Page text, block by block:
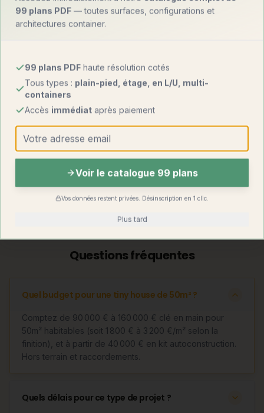
Critère Tiny house
Prix au m²
€
Mobilité
remorque)
Permis de
construire
Aucun si
mobile
15 – 25 m²
13 – 200 m² et +
Questions fréquentes
Quel budget pour une tiny house de 50m² ?
Comptez de 90 000 € à 160 000 € clé en main pour
50m² habitables (soit 1 800 € à 3 200 €/m² selon la
finition), et à partir de 40 000 € en kit autoconstruction.
Hors terrain et raccordements.
Quels délais pour ce type de projet ?
99 plans PDF — toutes surfaces, configurations et
architectures container.
99 plans PDF haute résolution cotés
Tous types : plain-pied, étage, en L/U, multi-
containers
Accès immédiat après paiement
Voir le catalogue 99 plans
Vos données restent privées. Désinscription en 1 clic.
Plus tard